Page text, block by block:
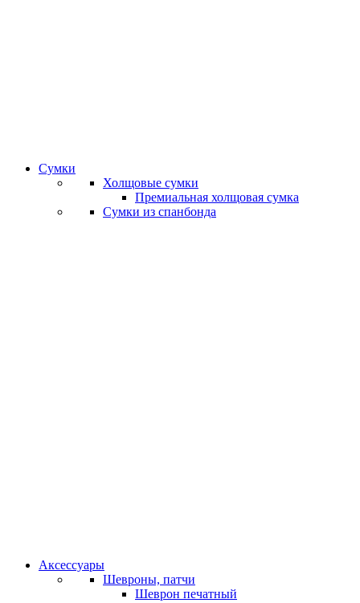
Сумки
Холщовые сумки
Премиальная холщовая сумка
Сумки из спанбонда
Аксессуары
Шевроны, патчи
Шеврон печатный